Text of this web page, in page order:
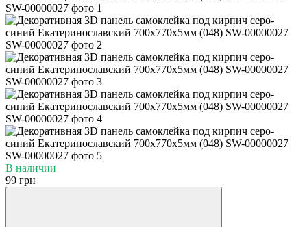
В наличии
99 грн